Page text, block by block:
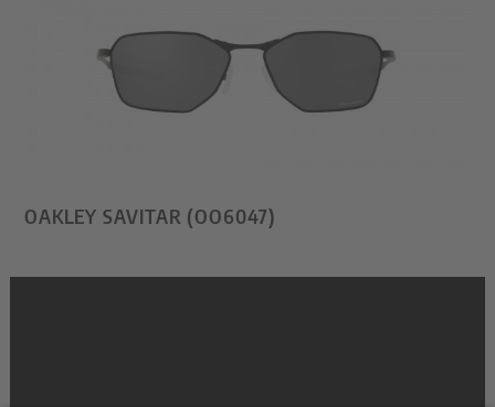
OAKLEY SAVITAR (OO6047)